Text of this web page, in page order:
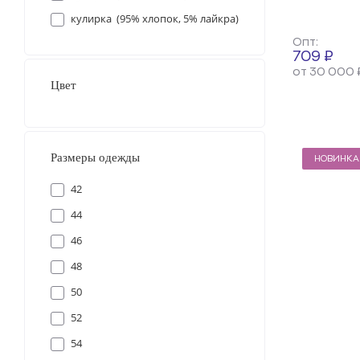
кулирка (95% хлопок, 5% лайкра)
Цвет
Размеры одежды
42
44
46
48
50
52
54
Опт:
709 ₽
от 30 000
НОВИНКА